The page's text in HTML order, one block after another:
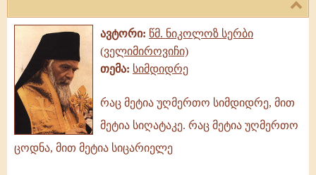
ავტორი: წმ. ნიკოლოზ სერბი
(ველიმიროვიჩი)
თემა: სიმდიდრე
რაც
მეტია
უღმერთო
რაც მეტია უღმერთო სიმდიდრე, მით
მეტია სიღატაკე. რაც მეტია უღმერთო
ცოდნა, მით მეტია სიცარიელე